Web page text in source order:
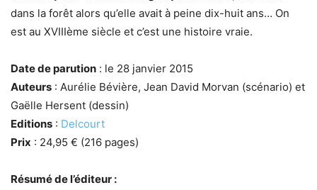
dans la forêt alors qu’elle avait à peine dix-huit ans… On
est au XVIIIème siècle et c’est une histoire vraie.
Date de parution : le 28 janvier 2015
Auteurs : Aurélie Bévière, Jean David Morvan (scénario) et
Gaëlle Hersent (dessin)
Editions : Delcourt
Prix : 24,95 € (216 pages)
Résumé de l’éditeur :